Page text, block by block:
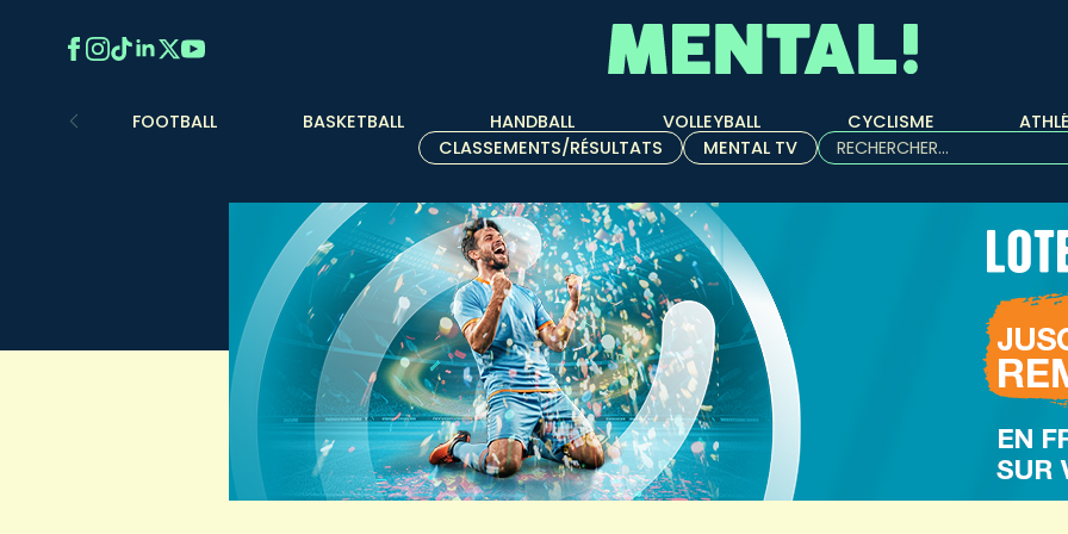
FOOTBALL BASKETBALL HANDBALL VOLLEYBALL CYCLISME
CLASSEMENTS/RÉSULTATS
MENTAL TV
Rechercher :